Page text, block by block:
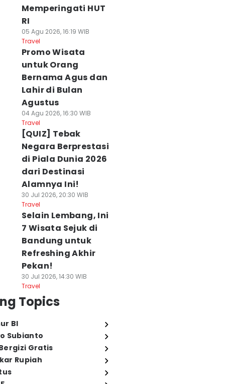
Memperingati HUT
RI
05 Agu 2026, 16:19 WIB
Travel
Promo Wisata
untuk Orang
Bernama Agus dan
Lahir di Bulan
Agustus
04 Agu 2026, 16:30 WIB
Travel
[QUIZ] Tebak
Negara Berprestasi
di Piala Dunia 2026
dari Destinasi
Alamnya Ini!
30 Jul 2026, 20:30 WIB
Travel
Selain Lembang, Ini
7 Wisata Sejuk di
Bandung untuk
Refreshing Akhir
Pekan!
30 Jul 2026, 14:30 WIB
Travel
Topics
BI
Subianto
Gratis
Rupiah